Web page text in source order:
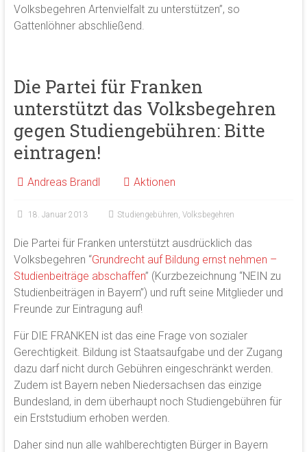
Volksbegehren Artenvielfalt zu unterstützen”, so
Gattenlöhner abschließend.
Die Partei für Franken
unterstützt das Volksbegehren
gegen Studiengebühren: Bitte
eintragen!
Andreas Brandl Aktionen
18. Januar 2013 Studiengebühren, Volksbegehren
Die Partei für Franken unterstützt ausdrücklich das
Volksbegehren “Grundrecht auf Bildung ernst nehmen –
Studienbeiträge abschaffen” (Kurzbezeichnung “NEIN zu
Studienbeiträgen in Bayern”) und ruft seine Mitglieder und
Freunde zur Eintragung auf!
Für DIE FRANKEN ist das eine Frage von sozialer
Gerechtigkeit. Bildung ist Staatsaufgabe und der Zugang
dazu darf nicht durch Gebühren eingeschränkt werden.
Zudem ist Bayern neben Niedersachsen das einzige
Bundesland, in dem überhaupt noch Studiengebühren für
ein Erststudium erhoben werden.
Daher sind nun alle wahlberechtigten Bürger in Bayern